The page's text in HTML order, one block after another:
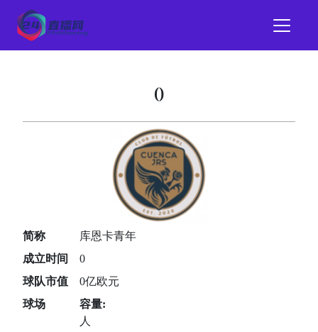
()
简称
库恩卡青年
成立时间
0
球队市值
0亿欧元
球场
容量:
人